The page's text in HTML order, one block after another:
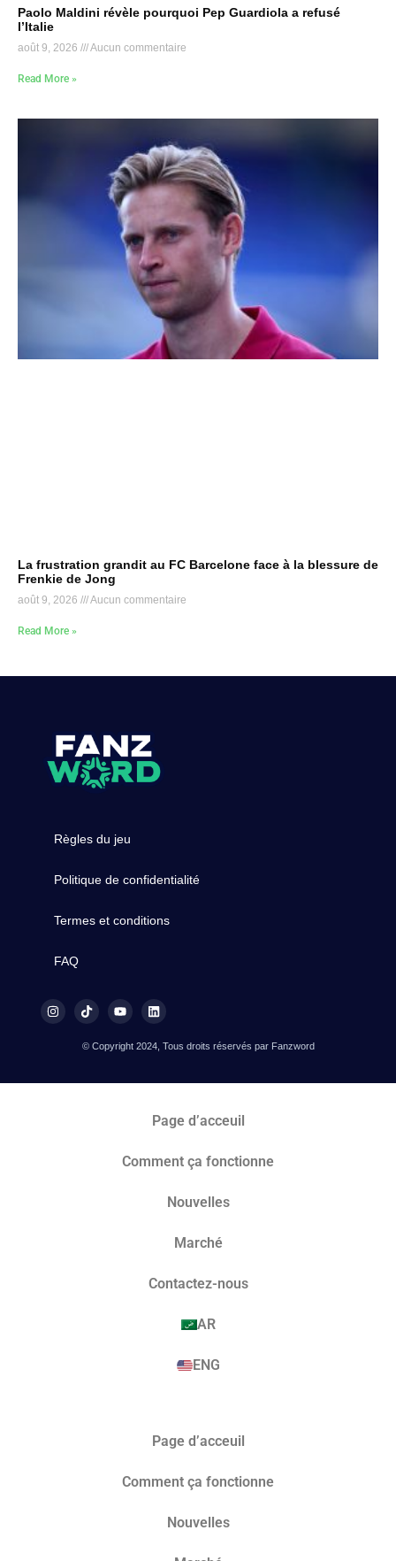
Paolo Maldini révèle pourquoi Pep Guardiola a refusé
l’Italie
août 9, 2026 Aucun commentaire
Read More »
La frustration grandit au FC Barcelone face à la blessure de
Frenkie de Jong
août 9, 2026 Aucun commentaire
Read More »
Règles du jeu
Politique de confidentialité
Termes et conditions
FAQ
© Copyright 2024, Tous droits réservés par Fanzword
Page d’acceuil
Comment ça fonctionne
Nouvelles
Marché​
Contactez-nous
AR
ENG
Page d’acceuil
Comment ça fonctionne
Nouvelles